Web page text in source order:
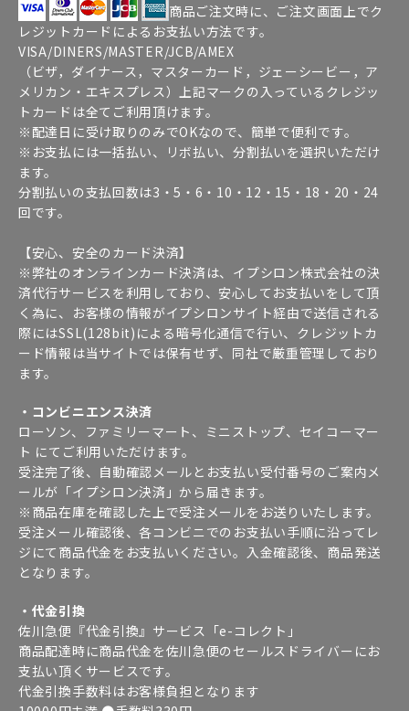
商品ご注文時に、ご注文画面上でク
レジットカードによるお支払い方法です。
VISA/DINERS/MASTER/JCB/AMEX
（ビザ，ダイナース，マスターカード，ジェーシービー，ア
メリカン・エキスプレス）上記マークの入っているクレジッ
トカードは全てご利用頂けます。
※配達日に受け取りのみでOKなので、簡単で便利です。
※お支払には一括払い、リボ払い、分割払いを選択いただけ
ます。
分割払いの支払回数は3・5・6・10・12・15・18・20・24
回です。
【安心、安全のカード決済】
※弊社のオンラインカード決済は、イプシロン株式会社の決
済代行サービスを利用しており、安心してお支払いをして頂
く為に、お客様の情報がイプシロンサイト経由で送信される
際にはSSL(128bit)による暗号化通信で行い、クレジットカ
ード情報は当サイトでは保有せず、同社で厳重管理しており
ます。
・コンビニエンス決済
ローソン、ファミリーマート、ミニストップ、セイコーマー
ト にてご利用いただけます。
受注完了後、自動確認メールとお支払い受付番号のご案内メ
ールが「イプシロン決済」から届きます。
※商品在庫を確認した上で受注メールをお送りいたします。
受注メール確認後、各コンビニでのお支払い手順に沿ってレ
ジにて商品代金をお支払いください。入金確認後、商品発送
となります。
・代金引換
佐川急便『代金引換』サービス「e-コレクト」
商品配達時に商品代金を佐川急便のセールスドライバーにお
支払い頂くサービスです。
代金引換手数料はお客様負担となります